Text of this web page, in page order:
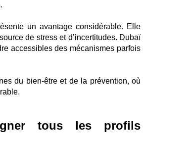
un avantage considérable. Elle
de stress et d’incertitudes. Dubaï
accessibles des mécanismes parfois
du bien-être et de la prévention, où
tous les profils